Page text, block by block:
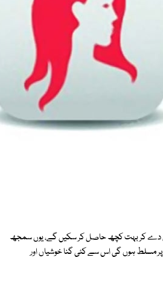
دے کر بہت کچھ حاصل کر سکیں گے، یوں سمجھ
مسلط ہوں گی اس سے کئی گنا خوشیاں اور